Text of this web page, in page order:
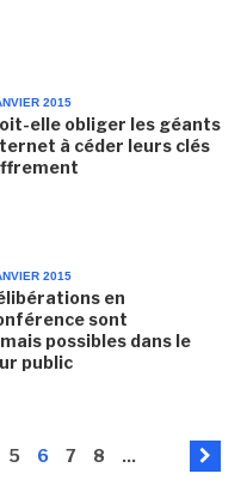
2015
elle obliger les géants
à céder leurs clés
2015
en
sont
possibles dans le
public
5 6 7 8 ...